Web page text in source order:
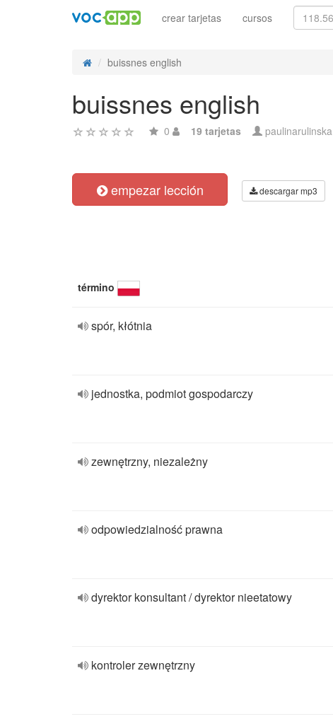
crear tarjetas cursos
buissnes english
buissnes english
0 19 tarjetas paulinarulinska
empezar lección descargar mp3
término
spór, kłótnia
jednostka, podmiot gospodarczy
zewnętrzny, niezależny
odpowiedzialność prawna
dyrektor konsultant / dyrektor nieetatowy
kontroler zewnętrzny